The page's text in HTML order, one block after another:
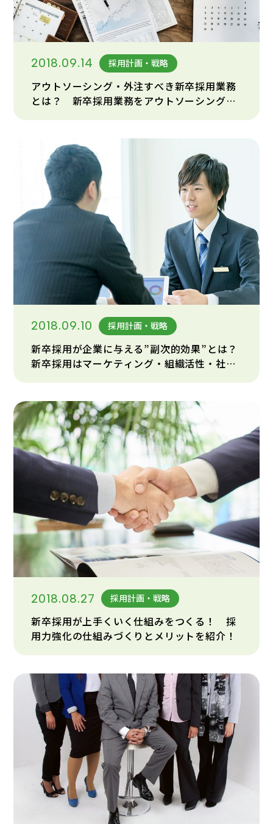
2018.09.14 採用計画・戦略
アウトソーシング・外注すべき新卒採用業務
とは？ 新卒採用業務をアウトソーシングす
2018.09.10 採用計画・戦略
新卒採用が企業に与える”副次的効果”とは？
新卒採用はマーケティング・組織活性・社員
2018.08.27 採用計画・戦略
新卒採用が上手くいく仕組みをつくる！ 採
用力強化の仕組みづくりとメリットを紹介！